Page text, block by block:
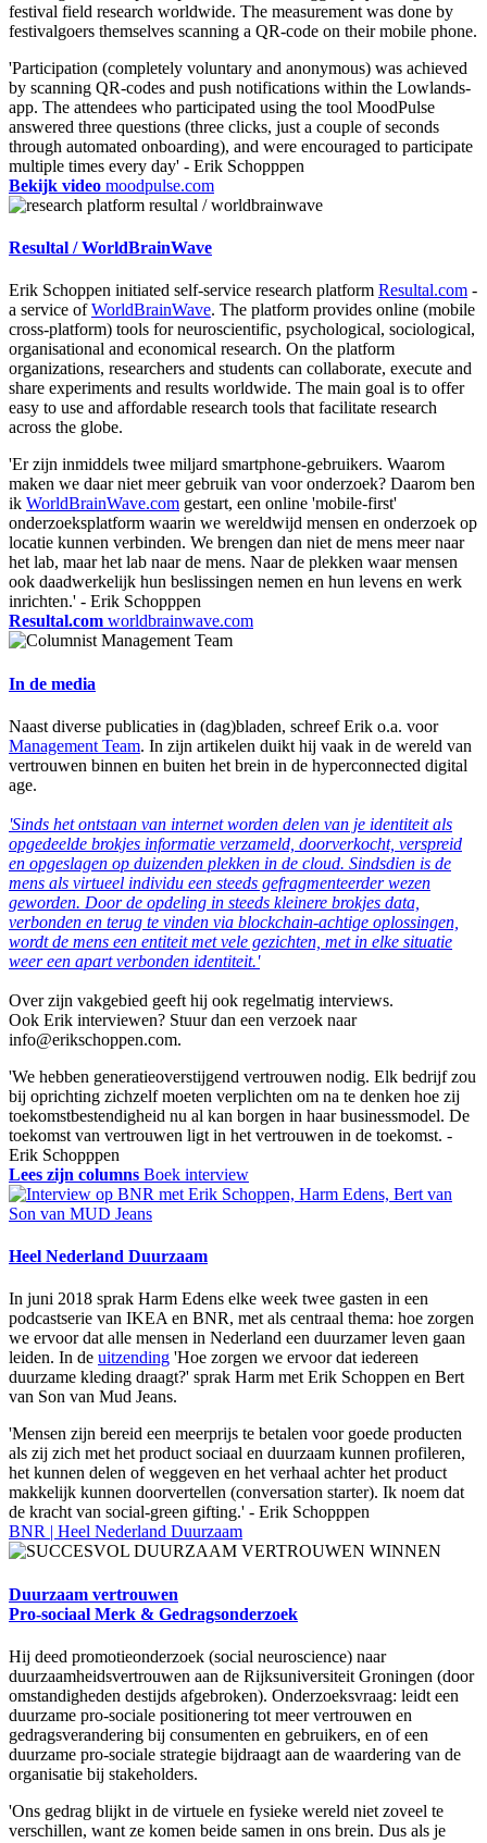
festival field research worldwide. The measurement was done by
festivalgoers themselves scanning a QR-code on their mobile phone.
'Participation (completely voluntary and anonymous) was achieved
by scanning QR-codes and push notifications within the Lowlands-
app. The attendees who participated using the tool MoodPulse
answered three questions (three clicks, just a couple of seconds
through automated onboarding), and were encouraged to participate
multiple times every day' - Erik Schopppen
Bekijk video moodpulse.com
Resultal / WorldBrainWave
Erik Schoppen initiated self-service research platform Resultal.com -
a service ofWorldBrainWave. The platform provides online (mobile
cross-platform) tools for neuroscientific, psychological, sociological,
organisational and economical research. On the platform
organizations, researchers and students can collaborate, execute and
share experiments and results worldwide. The main goal is to offer
easy to use and affordable research tools that facilitate research
across the globe.
'Er zijn inmiddels twee miljard smartphone-gebruikers. Waarom
maken we daar niet meer gebruik van voor onderzoek? Daarom ben
ik WorldBrainWave.com gestart, een online 'mobile-first'
onderzoeksplatform waarin we wereldwijd mensen en onderzoek op
locatie kunnen verbinden. We brengen dan niet de mens meer naar
het lab, maar het lab naar de mens. Naar de plekken waar mensen
ook daadwerkelijk hun beslissingen nemen en hun levens en werk
inrichten.' - Erik Schopppen
Resultal.com worldbrainwave.com
In de media
Naast diverse publicaties in (dag)bladen, schreef Erik o.a. voor
Management Team. In zijn artikelen duikt hij vaak in de wereld van
vertrouwen binnen en buiten het brein in de hyperconnected digital
age.
'Sinds het ontstaan van internet worden delen van je identiteit als
opgedeelde brokjes informatie verzameld, doorverkocht, verspreid
en opgeslagen op duizenden plekken in de cloud. Sindsdien is de
mens als virtueel individu een steeds gefragmenteerder wezen
geworden. Door de opdeling in steeds kleinere brokjes data,
verbonden en terug te vinden via blockchain-achtige oplossingen,
wordt de mens een entiteit met vele gezichten, met in elke situatie
weer een apart verbonden identiteit.'
Over zijn vakgebied geeft hij ook regelmatig interviews.
Ook Erik interviewen? Stuur dan een verzoek naar
info@erikschoppen.com.
'We hebben generatieoverstijgend vertrouwen nodig. Elk bedrijf zou
bij oprichting zichzelf moeten verplichten om na te denken hoe zij
toekomstbestendigheid nu al kan borgen in haar businessmodel. De
toekomst van vertrouwen ligt in het vertrouwen in de toekomst. -
Erik Schopppen
Lees zijn columns Boek interview
Heel Nederland Duurzaam
In juni 2018 sprak Harm Edens elke week twee gasten in een
podcastserie van IKEA en BNR, met als centraal thema: hoe zorgen
we ervoor dat alle mensen in Nederland een duurzamer leven gaan
leiden. In de uitzending 'Hoe zorgen we ervoor dat iedereen
duurzame kleding draagt?' sprak Harm met Erik Schoppen en Bert
van Son van Mud Jeans.
'Mensen zijn bereid een meerprijs te betalen voor goede producten
als zij zich met het product sociaal en duurzaam kunnen profileren,
het kunnen delen of weggeven en het verhaal achter het product
makkelijk kunnen doorvertellen (conversation starter). Ik noem dat
de kracht van social-green gifting.' - Erik Schopppen
BNR | Heel Nederland Duurzaam
Duurzaam vertrouwen
Pro-sociaal Merk & Gedragsonderzoek
Hij deed promotieonderzoek (social neuroscience) naar
duurzaamheidsvertrouwen aan de Rijksuniversiteit Groningen (door
omstandigheden destijds afgebroken). Onderzoeksvraag: leidt een
duurzame pro-sociale positionering tot meer vertrouwen en
gedragsverandering bij consumenten en gebruikers, en of een
duurzame pro-sociale strategie bijdraagt aan de waardering van de
organisatie bij stakeholders.
'Ons gedrag blijkt in de virtuele en fysieke wereld niet zoveel te
verschillen, want ze komen beide samen in ons brein. Dus als je